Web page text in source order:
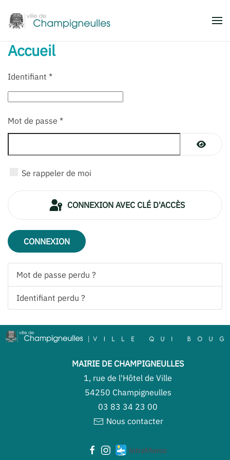
Accéder au contenu principal
Accueil
Identifiant *
Mot de passe *
Se rappeler de moi
CONNEXION AVEC CLÉ D'ACCÈS
CONNEXION
Mot de passe perdu ?
Identifiant perdu ?
MAIRIE DE CHAMPIGNEULLES
1, rue de l'Hôtel de Ville
54250 Champigneulles
03 83 34 23 00
Nous contacter